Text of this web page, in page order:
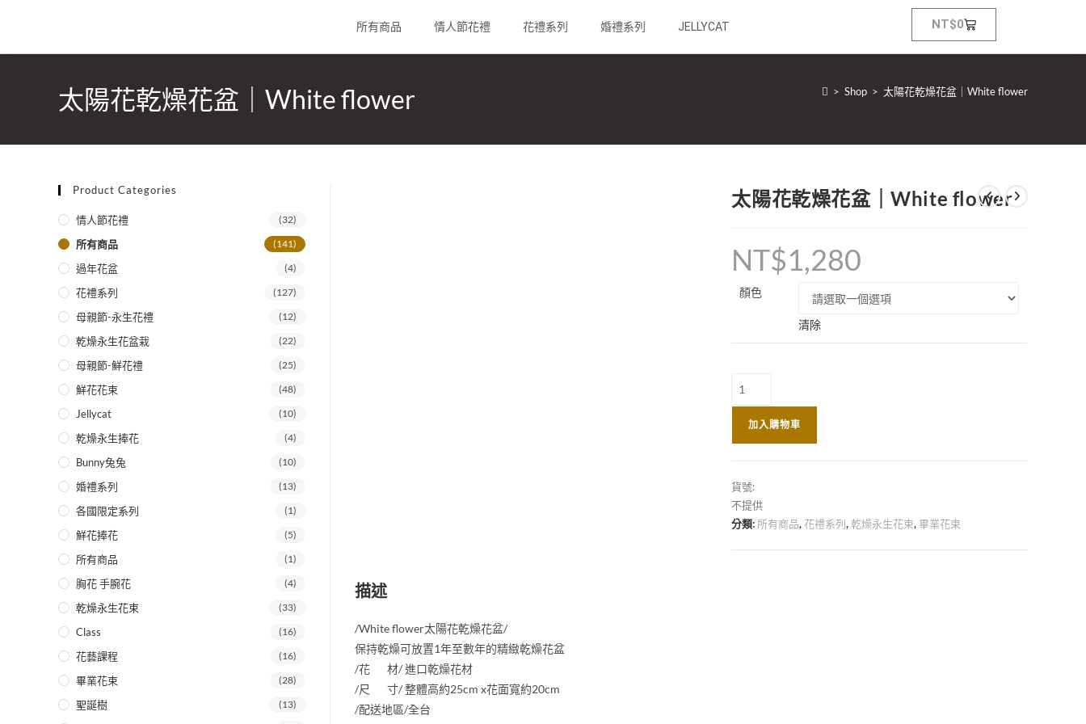
所有商品 情人節花禮 花禮系列 婚禮系列 JELLYCAT NT$0
太陽花乾燥花盆｜White flower > Shop > 太陽花乾燥花盆｜White flower
太陽花乾燥花盆｜White flower
NT$1,280
顏色
清除
加入購物車
貨號:
不提供
分類: 所有商品, 花禮系列,乾燥永生花束,畢業花束
描述
/White flower太陽花乾燥花盆/
保持乾燥可放置1年至數年的精緻乾燥花盆
/花 材/ 進口乾燥花材
/尺 寸/ 整體高約25cm x花面寬約20cm
/配送地區/全台
Product Categories
情人節花禮 (32)
所有商品 (141)
過年花盆 (4)
花禮系列 (127)
母親節-永生花禮 (12)
乾燥永生花盆栽 (22)
母親節-鮮花禮 (25)
鮮花花束 (48)
Jellycat (10)
乾燥永生捧花 (4)
Bunny兔兔 (10)
婚禮系列 (13)
各國限定系列 (1)
鮮花捧花 (5)
所有商品 (1)
胸花 手腕花 (4)
乾燥永生花束 (33)
Class (16)
花藝課程 (16)
畢業花束 (28)
聖誕樹 (13)